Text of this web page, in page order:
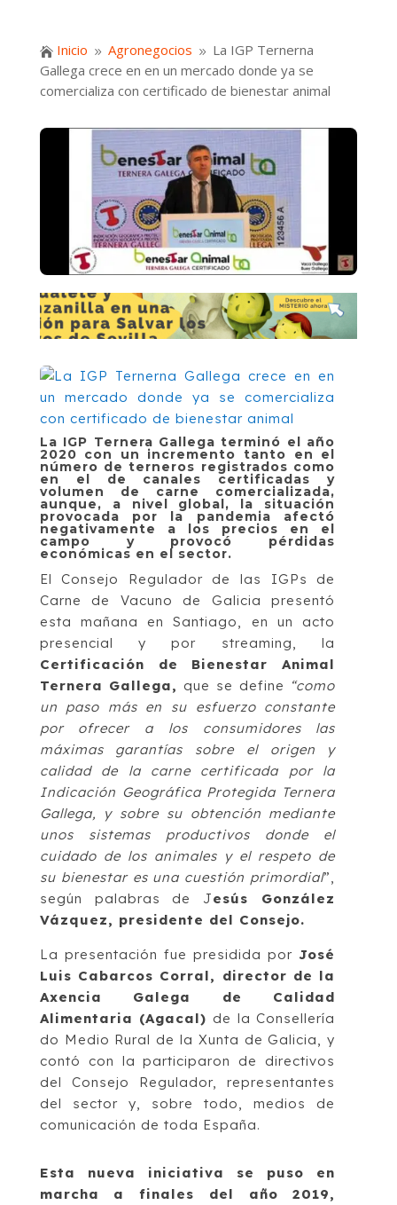
 Inicio 9 Agronegocios 9 La IGP Ternerna
Gallega crece en en un mercado donde ya se
comercializa con certificado de bienestar animal
La IGP Ternera Gallega terminó el año
2020 con un incremento tanto en el
número de terneros registrados como
en el de canales certificadas y
volumen de carne comercializada,
aunque, a nivel global, la situación
provocada por la pandemia afectó
negativamente a los precios en el
campo y provocó pérdidas
económicas en el sector.
El Consejo Regulador de las IGPs de
Carne de Vacuno de Galicia presentó
esta mañana en Santiago, en un acto
presencial y por streaming, la
Certificación de Bienestar Animal
Ternera Gallega, que se define “como
un paso más en su esfuerzo constante
por ofrecer a los consumidores las
máximas garantías sobre el origen y
calidad de la carne certificada por la
Indicación Geográfica Protegida Ternera
Gallega, y sobre su obtención mediante
unos sistemas productivos donde el
cuidado de los animales y el respeto de
su bienestar es una cuestión primordial”,
según palabras de Jesús González
Vázquez, presidente del Consejo.
La presentación fue presidida porJosé
Luis Cabarcos Corral, director de la
Axencia Galega de Calidad
Alimentaria (Agacal) de la Consellería
do Medio Rural de la Xunta de Galicia, y
contó con la participaron de directivos
del Consejo Regulador, representantes
del sector y, sobre todo, medios de
comunicación de toda España.
Esta nueva iniciativa se puso en
marcha a finales del año 2019,